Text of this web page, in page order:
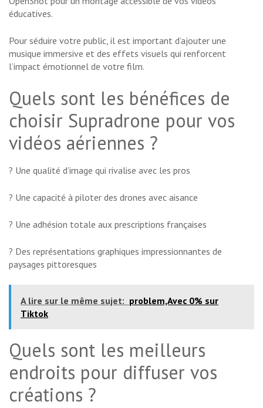
éducatives.
Pour séduire votre public, il est important d’ajouter une
musique immersive et des effets visuels qui renforcent
l’impact émotionnel de votre film.
Quels sont les bénéfices de
choisir Supradrone pour vos
vidéos aériennes ?
? Une qualité d’image qui rivalise avec les pros
? Une capacité à piloter des drones avec aisance
? Une adhésion totale aux prescriptions françaises
? Des représentations graphiques impressionnantes de
paysages pittoresques
A lire sur le même sujet: problem,Avec 0% sur
Tiktok
Quels sont les meilleurs
endroits pour diffuser vos
créations ?